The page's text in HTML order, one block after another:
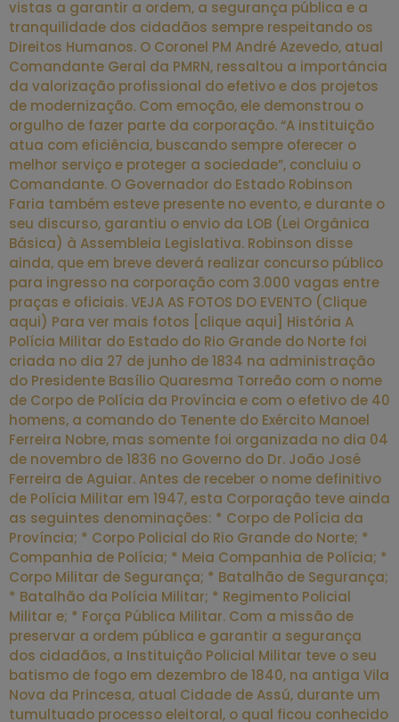
vistas a garantir a ordem, a segurança pública e a
tranquilidade dos cidadãos sempre respeitando os
Direitos Humanos. O Coronel PM André Azevedo, atual
Comandante Geral da PMRN, ressaltou a importância
da valorização profissional do efetivo e dos projetos
de modernização. Com emoção, ele demonstrou o
orgulho de fazer parte da corporação. “A instituição
atua com eficiência, buscando sempre oferecer o
melhor serviço e proteger a sociedade”, concluiu o
Comandante. O Governador do Estado Robinson
Faria também esteve presente no evento, e durante o
seu discurso, garantiu o envio da LOB (Lei Orgânica
Básica) à Assembleia Legislativa. Robinson disse
ainda, que em breve deverá realizar concurso público
para ingresso na corporação com 3.000 vagas entre
praças e oficiais. VEJA AS FOTOS DO EVENTO (Clique
aqui) Para ver mais fotos [clique aqui] História A
Polícia Militar do Estado do Rio Grande do Norte foi
criada no dia 27 de junho de 1834 na administração
do Presidente Basílio Quaresma Torreão com o nome
de Corpo de Polícia da Província e com o efetivo de 40
homens, a comando do Tenente do Exército Manoel
Ferreira Nobre, mas somente foi organizada no dia 04
de novembro de 1836 no Governo do Dr. João José
Ferreira de Aguiar. Antes de receber o nome definitivo
de Polícia Militar em 1947, esta Corporação teve ainda
as seguintes denominações: * Corpo de Polícia da
Província; * Corpo Policial do Rio Grande do Norte; *
Companhia de Polícia; * Meia Companhia de Polícia; *
Corpo Militar de Segurança; * Batalhão de Segurança;
* Batalhão da Polícia Militar; * Regimento Policial
Militar e; * Força Pública Militar. Com a missão de
preservar a ordem pública e garantir a segurança
dos cidadãos, a Instituição Policial Militar teve o seu
batismo de fogo em dezembro de 1840, na antiga Vila
Nova da Princesa, atual Cidade de Assú, durante um
tumultuado processo eleitoral, o qual ficou conhecido